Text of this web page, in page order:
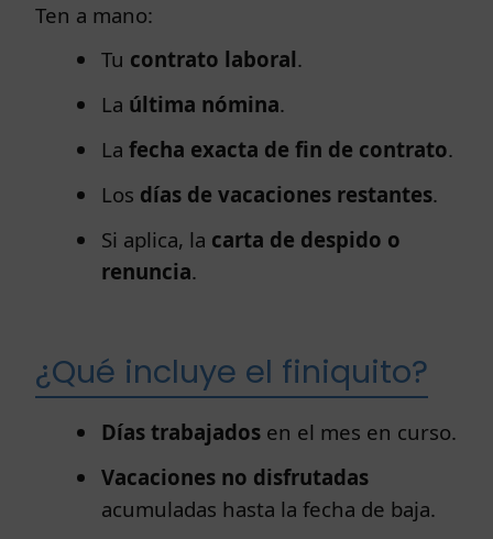
Ten a mano:
Tu contrato laboral.
La última nómina.
La fecha exacta de fin de contrato.
Los días de vacaciones restantes.
Si aplica, la carta de despido o
renuncia.
¿Qué incluye el finiquito?
Días trabajadosen el mes en curso.
Vacaciones no disfrutadas
acumuladas hasta la fecha de baja.